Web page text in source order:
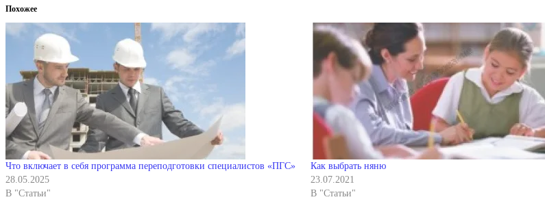
Похожее
Что включает в себя программа переподготовки специалистов «ПГС»
28.05.2025
В "Статьи"
Как выбрать няню
23.07.2021
В "Статьи"